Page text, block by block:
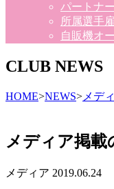
パートナ
所属選手
自販機オ
CLUB NEWS
HOME>NEWS> メデ
メディア掲載
メディア 2019.06.24